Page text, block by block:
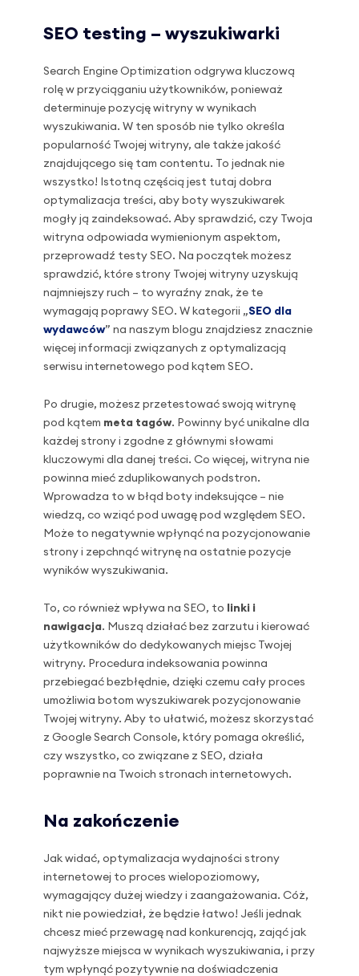
SEO testing – wyszukiwarki
Search Engine Optimization odgrywa kluczową
rolę w przyciąganiu użytkowników, ponieważ
determinuje pozycję witryny w wynikach
wyszukiwania. W ten sposób nie tylko określa
popularność Twojej witryny, ale także jakość
znajdującego się tam contentu. To jednak nie
wszystko! Istotną częścią jest tutaj dobra
optymalizacja treści, aby boty wyszukiwarek
mogły ją zaindeksować. Aby sprawdzić, czy Twoja
witryna odpowiada wymienionym aspektom,
przeprowadź testy SEO. Na początek możesz
sprawdzić, które strony Twojej witryny uzyskują
najmniejszy ruch – to wyraźny znak, że te
wymagają poprawy SEO. W kategorii „SEO dla
wydawców” na naszym blogu znajdziesz znacznie
więcej informacji związanych z optymalizacją
serwisu internetowego pod kątem SEO.
Po drugie, możesz przetestować swoją witrynę
pod kątem meta tagów. Powinny być unikalne dla
każdej strony i zgodne z głównymi słowami
kluczowymi dla danej treści. Co więcej, witryna nie
powinna mieć zduplikowanych podstron.
Wprowadza to w błąd boty indeksujące – nie
wiedzą, co wziąć pod uwagę pod względem SEO.
Może to negatywnie wpłynąć na pozycjonowanie
strony i zepchnąć witrynę na ostatnie pozycje
wyników wyszukiwania.
To, co również wpływa na SEO, to
linki i
nawigacja. Muszą działać bez zarzutu i kierować
użytkowników do dedykowanych miejsc Twojej
witryny. Procedura indeksowania powinna
przebiegać bezbłędnie, dzięki czemu cały proces
umożliwia botom wyszukiwarek pozycjonowanie
Twojej witryny. Aby to ułatwić, możesz skorzystać
z Google Search Console, który pomaga określić,
czy wszystko, co związane z SEO, działa
poprawnie na Twoich stronach internetowych.
Na zakończenie
Jak widać, optymalizacja wydajności strony
internetowej to proces wielopoziomowy,
wymagający dużej wiedzy i zaangażowania. Cóż,
nikt nie powiedział, że będzie łatwo! Jeśli jednak
chcesz mieć przewagę nad konkurencją, zająć jak
najwyższe miejsca w wynikach wyszukiwania, i przy
tym wpłynąć pozytywnie na doświadczenia